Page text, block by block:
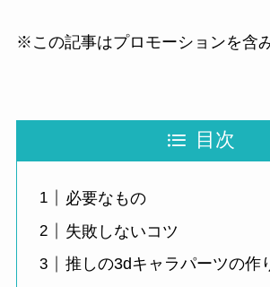
※この記事はプロモーションを含
目次
必要なもの
失敗しないコツ
推しの3dキャラパーツの作